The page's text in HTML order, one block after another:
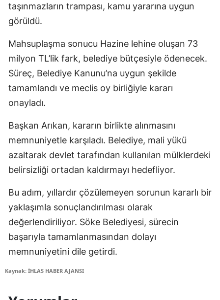
taşınmazların trampası, kamu yararına uygun
görüldü.
Mahsuplaşma sonucu Hazine lehine oluşan 73
milyon TL’lik fark, belediye bütçesiyle ödenecek.
Süreç, Belediye Kanunu’na uygun şekilde
tamamlandı ve meclis oy birliğiyle kararı
onayladı.
Başkan Arıkan, kararın birlikte alınmasını
memnuniyetle karşıladı. Belediye, mali yükü
azaltarak devlet tarafından kullanılan mülklerdeki
belirsizliği ortadan kaldırmayı hedefliyor.
Bu adım, yıllardır çözülemeyen sorunun kararlı bir
yaklaşımla sonuçlandırılması olarak
değerlendiriliyor. Söke Belediyesi, sürecin
başarıyla tamamlanmasından dolayı
memnuniyetini dile getirdi.
Kaynak: İHLAS HABER AJANSI